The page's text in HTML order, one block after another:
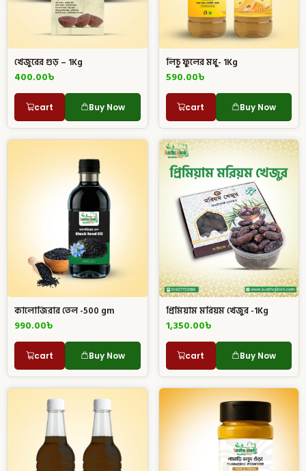
খেজুরের গুড় – 1Kg
400.00৳
cart Buy Now
লিচু ফুলের মধু- 1Kg
590.00৳
cart Buy Now
কালোজিরার তেল -500 gm
990.00৳
cart Buy Now
প্রিমিয়াম মরিয়ম খেজুর -1Kg
1,350.00৳
cart Buy Now